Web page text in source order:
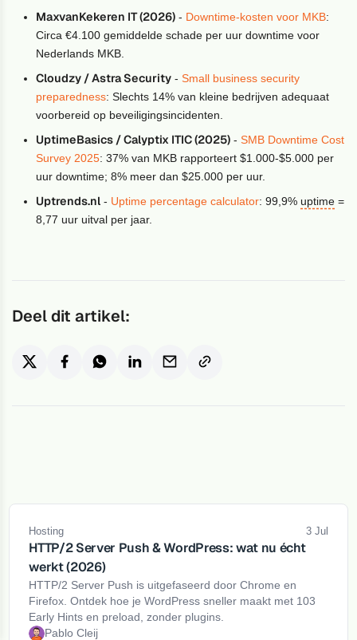
MaxvanKekeren IT (2026) - Downtime-kosten voor MKB:
Circa €4.100 gemiddelde schade per uur downtime voor
Nederlands MKB.
Cloudzy / Astra Security -Small business security
preparedness: Slechts 14% van kleine bedrijven adequaat
voorbereid op beveiligingsincidenten.
UptimeBasics / Calyptix ITIC (2025) -SMB Downtime Cost
Survey 2025: 37% van MKB rapporteert $1.000-$5.000 per
uur downtime; 8% meer dan $25.000 per uur.
Uptrends.nl - Uptime percentage calculator: 99,9% uptime =
8,77 uur uitval per jaar.
Deel dit artikel:
Hosting 3 Jul
HTTP/2 Server Push & WordPress: wat nu écht
werkt (2026)
HTTP/2 Server Push is uitgefaseerd door Chrome en
Firefox. Ontdek hoe je WordPress sneller maakt met 103
Early Hints en preload, zonder plugins.
Pablo Cleij